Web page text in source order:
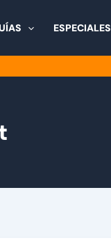
ESPECIALES